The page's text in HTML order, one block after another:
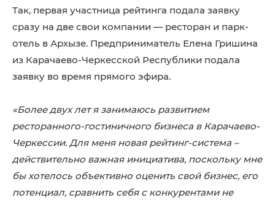
Так, первая участница рейтинга подала заявку
сразу на две свои компании — ресторан и парк-
отель в Архызе. Предприниматель Елена Гришина
из Карачаево-Черкесской Республики подала
заявку во время прямого эфира.
«Более двух лет я занимаюсь развитием
ресторанного-гостиничного бизнеса в Карачаево-
Черкессии. Для меня новая рейтинг-система –
действительно важная инициатива, поскольку мне
бы хотелось объективно оценить свой бизнес, его
потенциал, сравнить себя с конкурентами не